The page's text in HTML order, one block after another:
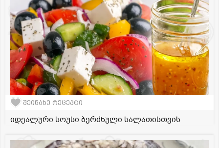
შეინახე რეცეპტი
იდეალური სოუსი ბერძნული სალათისთვის